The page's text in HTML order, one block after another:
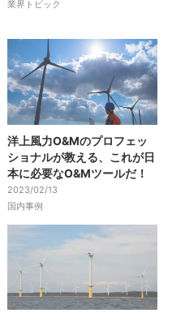
業界トピック
洋上風力O&Mのプロフェッ
ショナルが教える、これが日
本に必要なO&Mツールだ！
2023/02/13
国内事例